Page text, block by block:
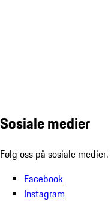
Sosiale medier
Følg oss på sosiale medier.
Facebook
Instagram